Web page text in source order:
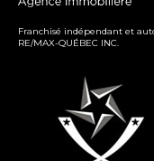
Franchisé indépendant et
RE/MAX-QUÉBEC INC.